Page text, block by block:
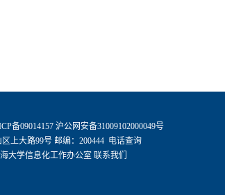
备09014157 沪公网安备31009102000049号
上大路99号 邮编：200444 电话查询
海大学信息化工作办公室 联系我们